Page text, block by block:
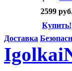
2599
Купить!
Доставка